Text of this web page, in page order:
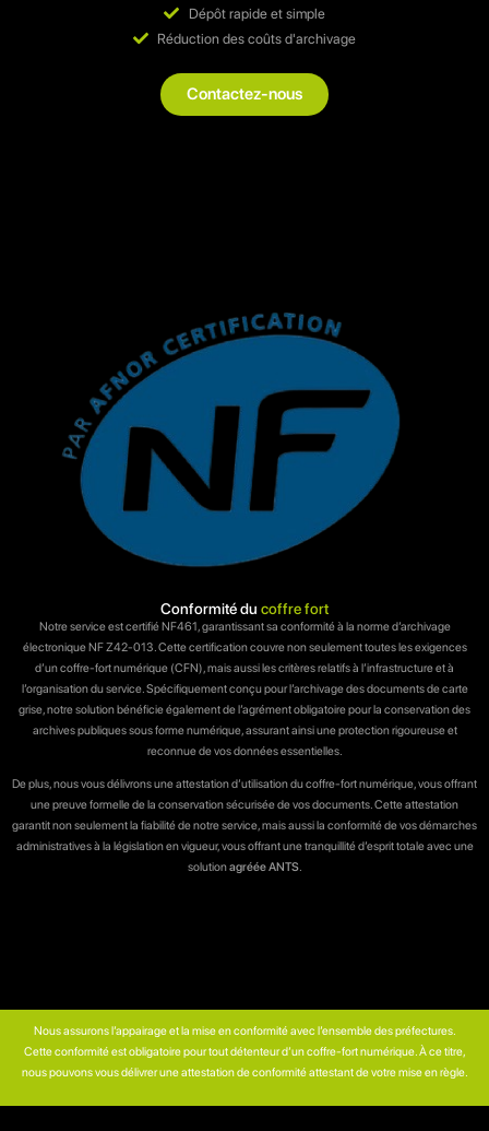
Dépôt rapide et simple
Réduction des coûts d'archivage
Contactez-nous
Conformité du coffre fort
Notre service est certifié NF461, garantissant sa conformité à la norme d’archivage
électronique NF Z42-013. Cette certification couvre non seulement toutes les exigences
d’un coffre-fort numérique (CFN), mais aussi les critères relatifs à l’infrastructure et à
l’organisation du service. Spécifiquement conçu pour l’archivage des documents de carte
grise, notre solution bénéficie également de l’agrément obligatoire pour la conservation des
archives publiques sous forme numérique, assurant ainsi une protection rigoureuse et
reconnue de vos données essentielles.
De plus, nous vous délivrons une attestation d’utilisation du coffre-fort numérique, vous offrant
une preuve formelle de la conservation sécurisée de vos documents. Cette attestation
garantit non seulement la fiabilité de notre service, mais aussi la conformité de vos démarches
administratives à la législation en vigueur, vous offrant une tranquillité d’esprit totale avec une
solutionagréée ANTS.
Nous assurons l’appairage et la mise en conformité avec l’ensemble des préfectures.
Cette conformité est obligatoire pour tout détenteur d’un coffre-fort numérique. À ce titre,
nous pouvons vous délivrer une attestation de conformité attestant de votre mise en règle.